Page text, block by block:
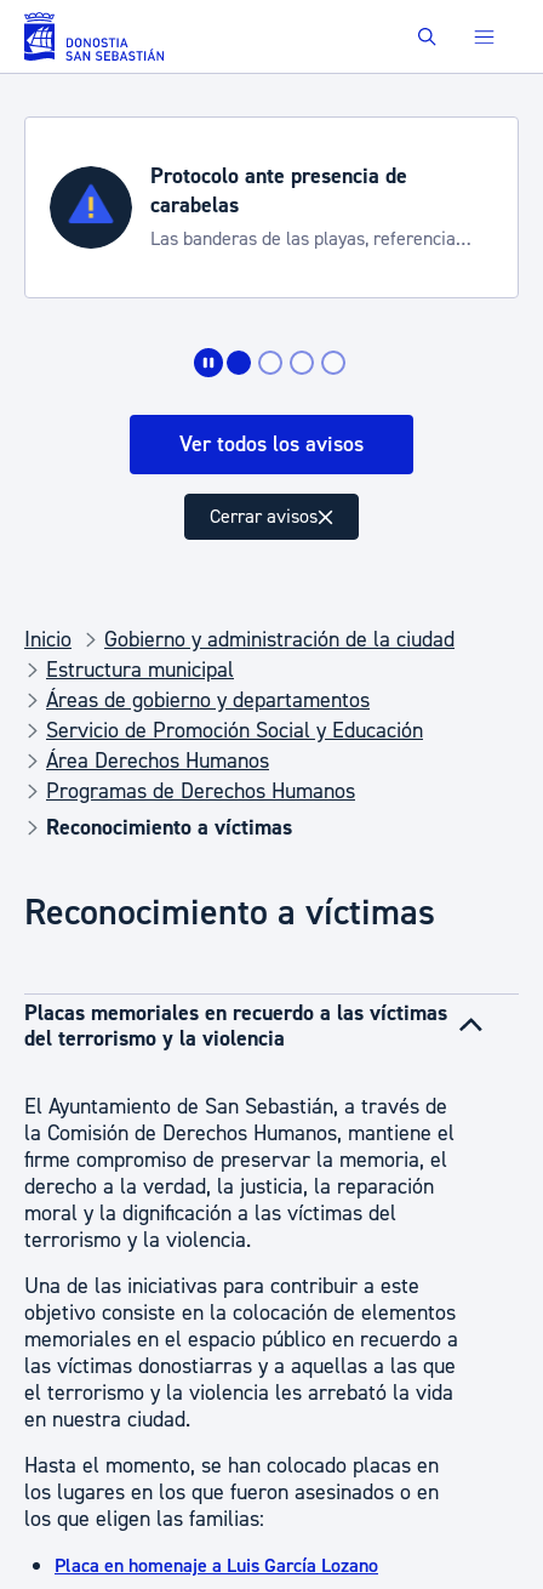
Saltar al contenido principal Buscar
Protocolo ante presencia de
carabelas
Las banderas de las playas, referencia
Ver todos los avisos
Cerrar avisos
Inicio
Gobierno y administración de la ciudad
Estructura municipal
Áreas de gobierno y departamentos
Servicio de Promoción Social y Educación
Área Derechos Humanos
Programas de Derechos Humanos
Reconocimiento a víctimas
Reconocimiento a víctimas
Placas memoriales en recuerdo a las víctimas
del terrorismo y la violencia
El Ayuntamiento de San Sebastián, a través de
la Comisión de Derechos Humanos, mantiene el
firme compromiso de preservar la memoria, el
derecho a la verdad, la justicia, la reparación
moral y la dignificación a las víctimas del
terrorismo y la violencia.
Una de las iniciativas para contribuir a este
objetivo consiste en la colocación de elementos
memoriales en el espacio público en recuerdo a
las víctimas donostiarras y a aquellas a las que
el terrorismo y la violencia les arrebató la vida
en nuestra ciudad.
Hasta el momento, se han colocado placas en
los lugares en los que fueron asesinados o en
los que eligen las familias:
Placa en homenaje a Luis García Lozano